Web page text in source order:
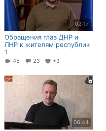
02:17
Обращения глав ДНР и
ЛНР к жителям республик
1
45 23 +3
06:44